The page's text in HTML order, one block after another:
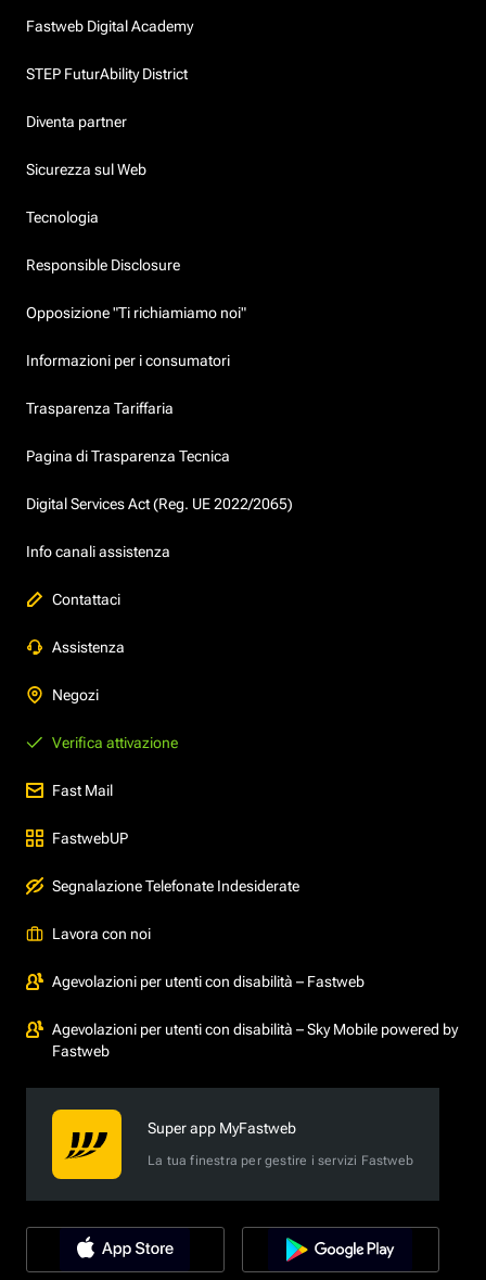
Fastweb Digital Academy
STEP FuturAbility District
Diventa partner
Sicurezza sul Web
Tecnologia
Responsible Disclosure
Opposizione "Ti richiamiamo noi"
Informazioni per i consumatori
Trasparenza Tariffaria
Pagina di Trasparenza Tecnica
Digital Services Act (Reg. UE 2022/2065)
Info canali assistenza
Contattaci
Assistenza
Negozi
Verifica attivazione
Fast Mail
FastwebUP
Segnalazione Telefonate Indesiderate
Lavora con noi
Agevolazioni per utenti con disabilità – Fastweb
Agevolazioni per utenti con disabilità – Sky Mobile powered by
Fastweb
Super app MyFastweb
La tua finestra per gestire i servizi Fastweb